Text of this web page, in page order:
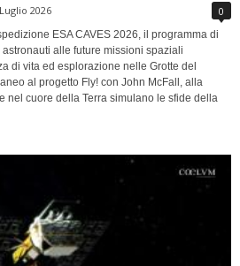
2026 0
ESA CAVES 2026, il programma di
alle future missioni spaziali
di vita ed esplorazione nelle Grotte del
al progetto Fly! con John McFall, alla
nel cuore della Terra simulano le sfide della